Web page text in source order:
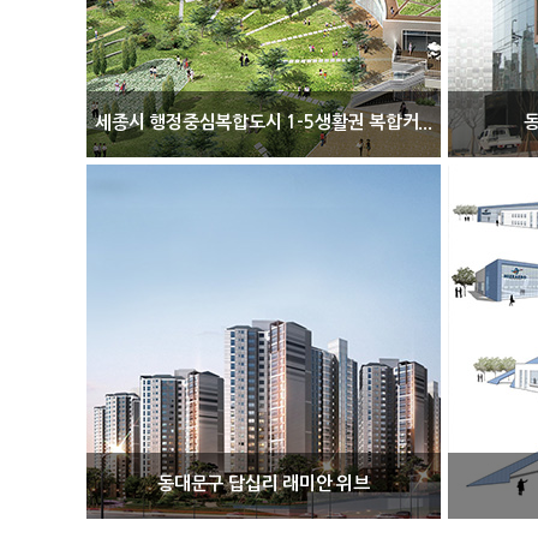
세종시 행정중심복합도시 1-5생활권 복합커...
동대문구 답십리 래미안 위브